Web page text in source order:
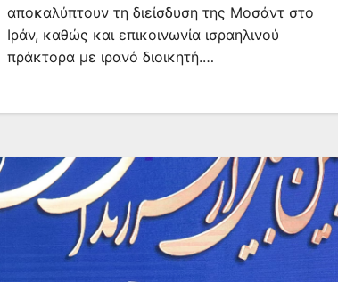
αποκαλύπτουν τη διείσδυση της Μοσάντ στο
Ιράν, καθώς και επικοινωνία ισραηλινού
πράκτορα με ιρανό διοικητή.…